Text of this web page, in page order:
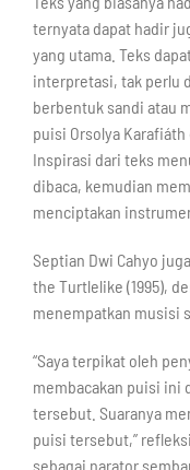
ternyata dapat hadir
yang utama. Teks
interpretasi, tak perlu
berbentuk sandi atau
puisi Orsolya Karafiáth
Inspirasi dari teks
dibaca, kemudian
menciptakan
Septian Dwi Cahyo
the Turtlelike (1995),
menempatkan musisi
“Saya terpikat oleh
membacakan puisi ini
tersebut. Suaranya
puisi tersebut,”
sebagai narator